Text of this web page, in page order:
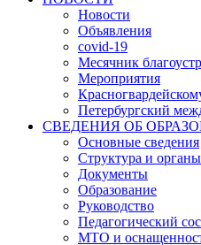
Новости
Объявления
covid-19
Месячник
Мероприятия
Петербургский
СВЕДЕНИЯ ОБ
Основные сведения
Структура и
Документы
Образование
Руководство
Педагогический
МТО и